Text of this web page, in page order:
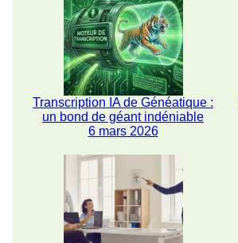
Transcription IA de Généatique :
un bond de géant indéniable
6 mars 2026